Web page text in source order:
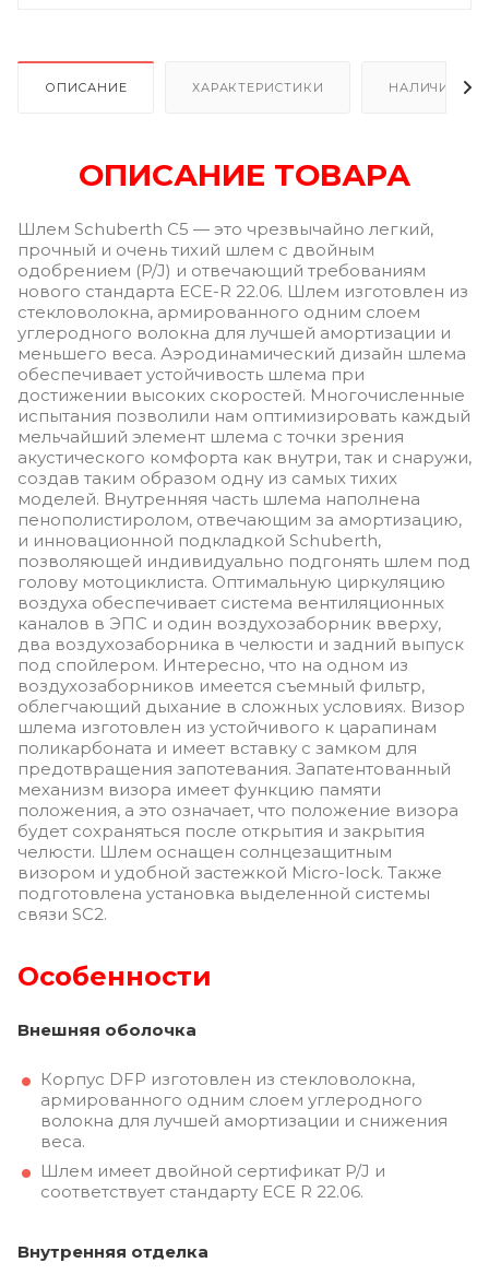
ОПИСАНИЕ ХАРАКТЕРИСТИКИ НАЛИЧИЕ В
ОПИСАНИЕ ТОВАРА
Шлем Schuberth C5 — это чрезвычайно легкий,
прочный и очень тихий шлем с двойным
одобрением (P/J) и отвечающий требованиям
нового стандарта ECE-R 22.06. Шлем изготовлен из
стекловолокна, армированного одним слоем
углеродного волокна для лучшей амортизации и
меньшего веса. Аэродинамический дизайн шлема
обеспечивает устойчивость шлема при
достижении высоких скоростей. Многочисленные
испытания позволили нам оптимизировать каждый
мельчайший элемент шлема с точки зрения
акустического комфорта как внутри, так и снаружи,
создав таким образом одну из самых тихих
моделей. Внутренняя часть шлема наполнена
пенополистиролом, отвечающим за амортизацию,
и инновационной подкладкой Schuberth,
позволяющей индивидуально подгонять шлем под
голову мотоциклиста. Оптимальную циркуляцию
воздуха обеспечивает система вентиляционных
каналов в ЭПС и один воздухозаборник вверху,
два воздухозаборника в челюсти и задний выпуск
под спойлером. Интересно, что на одном из
воздухозаборников имеется съемный фильтр,
облегчающий дыхание в сложных условиях. Визор
шлема изготовлен из устойчивого к царапинам
поликарбоната и имеет вставку с замком для
предотвращения запотевания. Запатентованный
механизм визора имеет функцию памяти
положения, а это означает, что положение визора
будет сохраняться после открытия и закрытия
челюсти. Шлем оснащен солнцезащитным
визором и удобной застежкой Micro-lock. Также
подготовлена ​​установка выделенной системы
связи SC2.
Особенности
Внешняя оболочка
Корпус DFP ​​изготовлен из стекловолокна,
армированного одним слоем углеродного
волокна для лучшей амортизации и снижения
веса.
Шлем имеет двойной сертификат P/J и
соответствует стандарту ECE R 22.06.
Внутренняя отделка